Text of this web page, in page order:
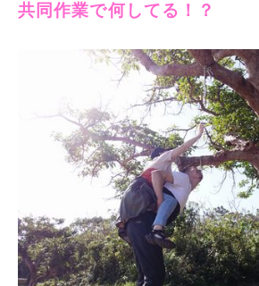
共同作業で何してる！？